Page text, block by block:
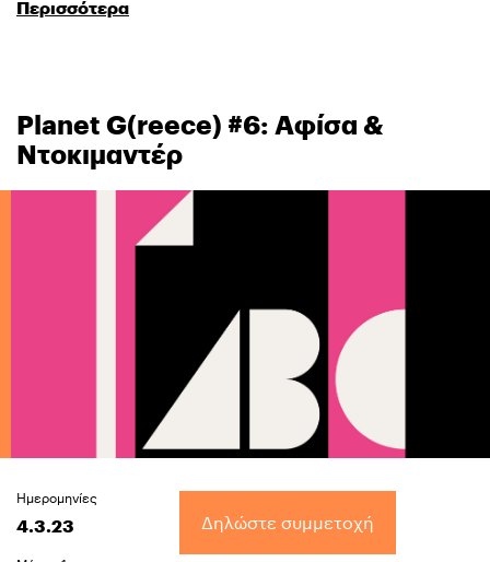
Περισσότερα
Planet G(reece) #6: Αφίσα &
Ντοκιμαντέρ
Ημερομηνίες
4.3.23 Δηλώστε συμμετοχή